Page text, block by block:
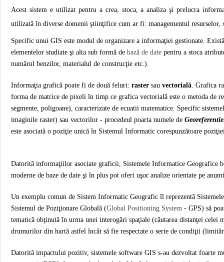
Acest sistem e utilizat pentru a crea, stoca, a analiza şi prelucra
utilizată în diverse domenii ştiinţifice cum ar fi: managementul
Specific unui GIS este modul de organizare a informaţiei gestionate.
elementelor studiate şi alta sub formă debază de date pentru a stoca
numărul benzilor, materialul de construcţie etc.).
Informaţia grafică poate fi de două feluri:raster sauvectorială. Grafica
forma de matrice de pixeli în timp ce grafica vectorială este o metoda de
segmente, poligoane), caracterizate de ecuatii matematice. Specific
imaginile raster) sau vectorilor - procedeul poarta numele de
este asociată o poziţie unică în Sistemul Informatic corespunzătoare
Datorită informaţiilor asociate graficii, Sistemele Informatice Geografice
moderne de baze de date şi în plus pot oferi uşor analize orientate pe
Un exemplu comun de Sistem Informatic Geografic îl reprezentă
Sistemul de Poziţionare Globală (Global Positioning System - GPS) să
tematică obţinută în urma unei interogări spaţiale (căutarea distanţei celei
drumurilor din hartă astfel încât să fie respectate o serie de condiţii
Datorită impactului pozitiv, sistemele software GIS s-au dezvoltat foarte